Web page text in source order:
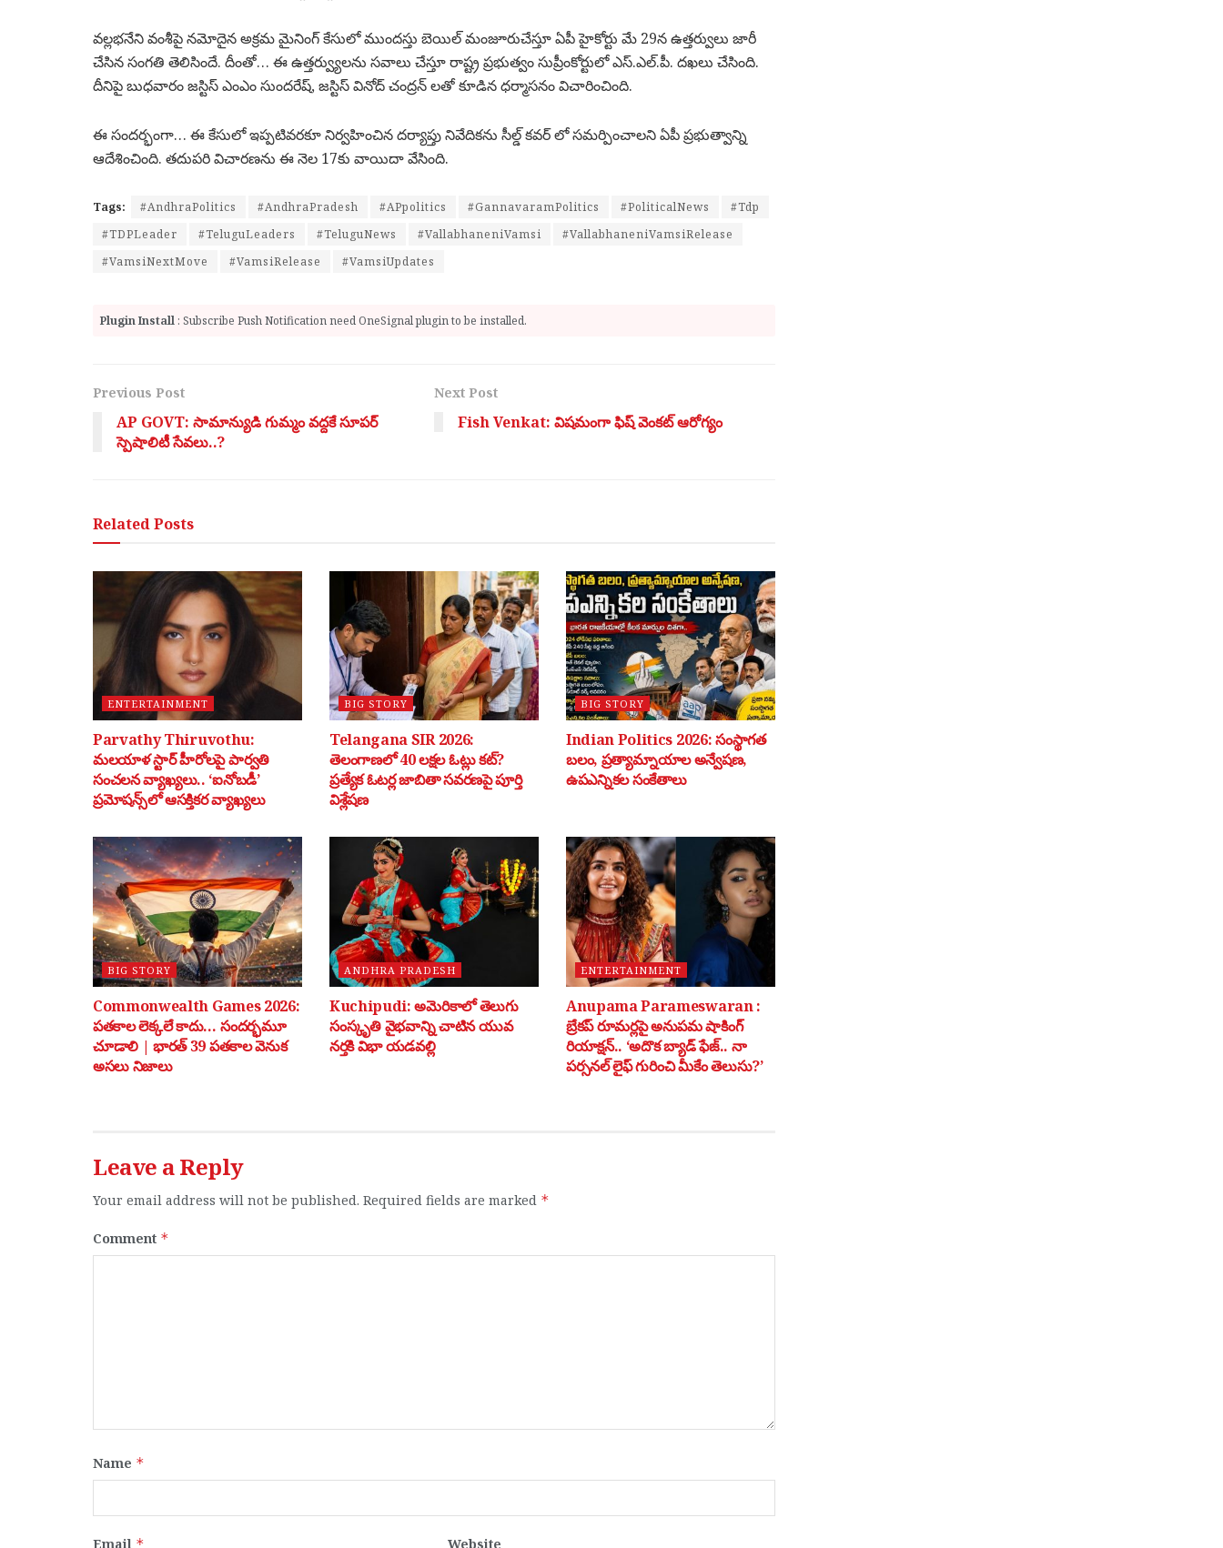
వల్లభనేని వంశీపై నమోదైన అక్రమ మైనింగ్‌ కేసులో ముందస్తు బెయిల్‌ మంజూరుచేస్తూ ఏపీ హైకోర్టు మే 29న ఉత్తర్వులు జారీ
చేసిన సంగతి తెలిసిందే. దీంతో… ఈ ఉత్తర్వ్యులను సవాలు చేస్తూ రాష్ట్ర ప్రభుత్వం సుప్రీంకోర్టులో ఎస్‌.ఎల్‌.పీ. దఖలు చేసింది.
దీనిపై బుధవారం జస్టిస్‌ ఎంఎం సుందరేష్, జస్టిస్‌ వినోద్‌ చంద్రన్‌ లతో కూడిన ధర్మాసనం విచారించింది.
ఈ సందర్భంగా… ఈ కేసులో ఇప్పటివరకూ నిర్వహించిన దర్యాప్తు నివేదికను సీల్డ్‌ కవర్‌ లో సమర్పించాలని ఏపీ ప్రభుత్వాన్ని
ఆదేశించింది. తదుపరి విచారణను ఈ నెల 17కు వాయిదా వేసింది.
Tags: #AndhraPolitics #AndhraPradesh #APpolitics #GannavaramPolitics #PoliticalNews
#Tdp
#TDPLeader
#TeluguLeaders #TeluguNews #VallabhaneniVamsi
#VallabhaneniVamsiRelease
#VamsiNextMove
#VamsiRelease #VamsiUpdates
Plugin Install : Subscribe Push Notification need OneSignal plugin to be installed.
Previous Post
AP GOVT: సామాన్యుడి గుమ్మం వద్దకే సూపర్
స్పెషాలిటీ సేవలు..?
Next Post
Fish Venkat: విషమంగా ఫిష్ వెంకట్ ఆరోగ్యం
RelatedPosts
ENTERTAINMENT
Parvathy Thiruvothu:
మలయాళ స్టార్ హీరోలపై పార్వతి
సంచలన వ్యాఖ్యలు.. ‘ఐనోబడీ’
ప్రమోషన్స్‌లో ఆసక్తికర వ్యాఖ్యలు
BIG STORY
Telangana SIR 2026:
తెలంగాణలో 40 లక్షల ఓట్లు కట్?
ప్రత్యేక ఓటర్ల జాబితా సవరణపై పూర్తి
విశ్లేషణ
BIG STORY
Indian Politics 2026: సంస్థాగత
బలం, ప్రత్యామ్నాయాల అన్వేషణ,
ఉపఎన్నికల సంకేతాలు
BIG STORY
Commonwealth Games 2026:
పతకాల లెక్కలే కాదు… సందర్భమూ
చూడాలి | భారత్ 39 పతకాల వెనుక
అసలు నిజాలు
ANDHRA PRADESH
Kuchipudi: అమెరికాలో తెలుగు
సంస్కృతి వైభవాన్ని చాటిన యువ
నర్తకి విభా యడవల్లి
ENTERTAINMENT
Anupama Parameswaran :
బ్రేకప్ రూమర్లపై అనుపమ షాకింగ్
రియాక్షన్.. ‘అదొక బ్యాడ్ ఫేజ్.. నా
పర్సనల్ లైఫ్ గురించి మీకేం తెలుసు?’
Leave a Reply
Your email address will not be published. Required fields are marked *
Comment *
Name *
Email * Website